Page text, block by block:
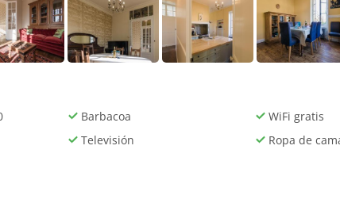
Barbacoa
WiFi gratis
Televisión
Ropa de